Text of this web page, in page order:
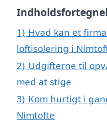
1) Hvad kan et
loftisolering i
2) Udgifterne til
med at stige
3) Kom hurtigt i
Nimtofte